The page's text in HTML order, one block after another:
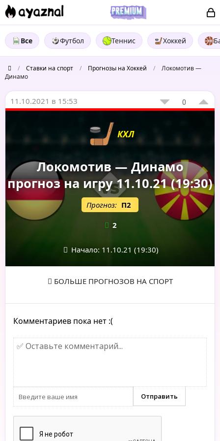
Все Футбол Теннис Хоккей
/ Ставки на спорт / Прогнозы на Хоккей /
Локомотив —
Динамо
11.10.2021 в 15:53 0
КХЛ
Локомотив — Динамо
прогноз на игру 11.10.21 (19:30)
Прогноз: П2
2
Начало: 11.10.21 (19:30)
БОЛЬШЕ ПРОГНОЗОВ НА СПОРТ
Комментариев пока нет :(